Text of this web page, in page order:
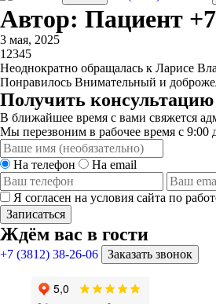
Автор: Пациент
3 мая, 2025
1 2345
Неоднократно обращалась к Ларисе
Понравилось Внимательный и
Получить консультацию
В ближайшее время с вами свяжется
Мы перезвоним в рабочее время с 9:00
На телефон На email
Я согласен на условия сайта по
Записаться
Ждём вас в гости
+7 (3812) 38-26-06 Заказать звонок